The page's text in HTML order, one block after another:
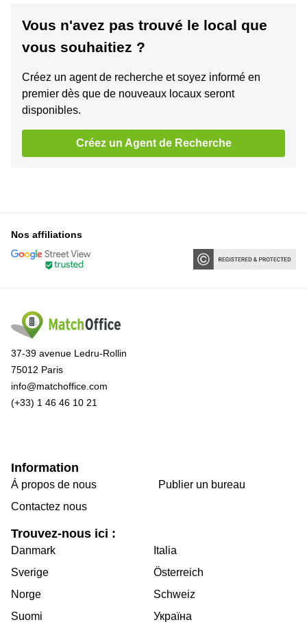
Vous n'avez pas trouvé le local que
vous souhaitiez ?
Créez un agent de recherche et soyez informé en
premier dès que de nouveaux locaux seront
disponibles.
Créez un Agent de Recherche
Nos affiliations
37-39 avenue Ledru-Rollin
75012 Paris
info@matchoffice.com
(+33) 1 46 46 10 21
Information
Á propos de nous
Contactez nous
Publier un bureau
Trouvez-nous ici :
Danmark
Sverige
Norge
Suomi
Italia
Österreich
Schweiz
Україна